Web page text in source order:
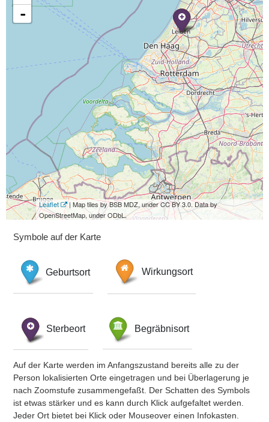
-
Leaflet
| Map tiles by BSB MDZ, under CC BY 3.0. Data by
OpenStreetMap, under ODbL.
Symbole auf der Karte
Geburtsort Wirkungsort
Sterbeort Begräbnisort
Auf der Karte werden im Anfangszustand bereits alle zu der
Person lokalisierten Orte eingetragen und bei Überlagerung je
nach Zoomstufe zusammengefaßt. Der Schatten des Symbols
ist etwas stärker und es kann durch Klick aufgefaltet werden.
Jeder Ort bietet bei Klick oder Mouseover einen Infokasten.